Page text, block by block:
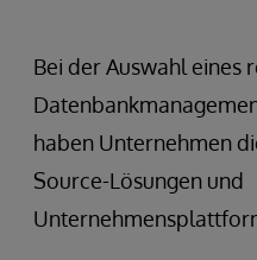
Bei der Auswahl eines
haben Unternehmen
Source-Lösungen und